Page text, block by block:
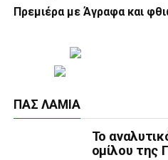
Πρεμιέρα με Άγραφα και
ΠΑΣ ΛΑΜΊΑ
Το
ομίλου της